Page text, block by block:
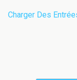
Charger Des